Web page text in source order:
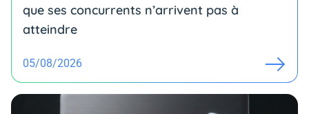
que ses concurrents n’arrivent pas à
atteindre
05/08/2026